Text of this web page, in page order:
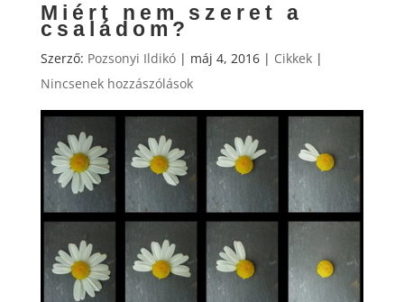
Miért nem szeret a
családom?
Szerző: Pozsonyi Ildikó| máj 4, 2016| Cikkek|
Nincsenek hozzászólások